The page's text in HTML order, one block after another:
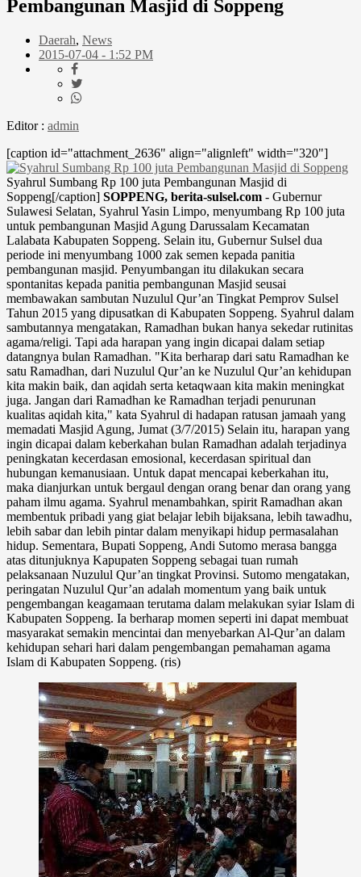
Pembangunan Masjid di Soppeng
Daerah, News
2015-07-04 - 1:52 PM
Editor : admin
[caption id="attachment_2636" align="alignleft" width="320"]
Syahrul Sumbang Rp 100 juta Pembangunan Masjid di
Soppeng[/caption] SOPPENG, berita-sulsel.com - Gubernur
Sulawesi Selatan, Syahrul Yasin Limpo, menyumbang Rp 100 juta
untuk pembangunan Masjid Agung Darussalam Kecamatan
Lalabata Kabupaten Soppeng. Selain itu, Gubernur Sulsel dua
periode ini menyumbang 1000 zak semen kepada panitia
pembangunan masjid. Penyumbangan itu dilakukan secara
spontanitas kepada panitia pembangunan Masjid seusai
membawakan sambutan Nuzulul Qur’an Tingkat Pemprov Sulsel
Tahun 2015 yang dipusatkan di Kabupaten Soppeng. Syahrul dalam
sambutannya mengatakan, Ramadhan bukan hanya sekedar rutinitas
agama/religi. Tapi ada harapan yang ingin dicapai dalam setiap
datangnya bulan Ramadhan. "Kita berharap dari satu Ramadhan ke
satu Ramadhan, dari Nuzulul Qur’an ke Nuzulul Qur’an kehidupan
kita makin baik, dan aqidah serta ketaqwaan kita makin meningkat
juga. Jangan dari Ramadhan ke Ramadhan terjadi penurunan
kualitas aqidah kita," kata Syahrul di hadapan ratusan jamaah yang
memadati Masjid Agung, Jumat (3/7/2015) Selain itu, harapan yang
ingin dicapai dalam keberkahan bulan Ramadhan adalah terjadinya
peningkatan kecerdasan emosional, kecerdasan spiritual dan
hubungan kemanusiaan. Untuk dapat mencapai keberkahan itu,
maka dianjurkan untuk bergaul dengan orang benar dan orang yang
paham ilmu agama. Syahrul menambahkan, spirit Ramadhan akan
membentuk pribadi yang giat belajar lebih bijaksana, lebih tawadhu,
lebih sabar dan lebih pintar dalam menyikapi hidup permasalahan
hidup. Sementara, Bupati Soppeng, Andi Sutomo merasa bangga
atas ditunjuknya Kapupaten Soppeng sebagai tuan rumah
pelaksanaan Nuzulul Qur’an tingkat Provinsi. Sutomo mengatakan,
peringatan Nuzulul Qur’an adalah momentum yang baik untuk
pengembangan keagamaan terutama dalam melakukan syiar Islam di
Kabupaten Soppeng. Ia berharap momen seperti ini dapat membuat
masyarakat semakin mencintai dan menyebarkan Al-Qur’an dalam
kehidupan sehari hari dalam pengembangan pemahaman agama
Islam di Kabupaten Soppeng. (ris)